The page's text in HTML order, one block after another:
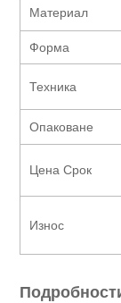
Материал
Форма
Техника
Опаковане
Цена Срок
Износ